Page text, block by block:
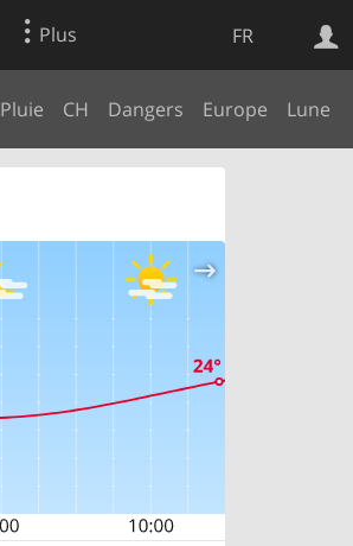
FR
Plus
Pluie CH Dangers Europe Lune
Web